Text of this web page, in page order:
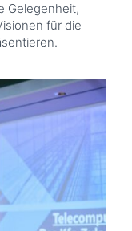
Gelegenheit,
für die